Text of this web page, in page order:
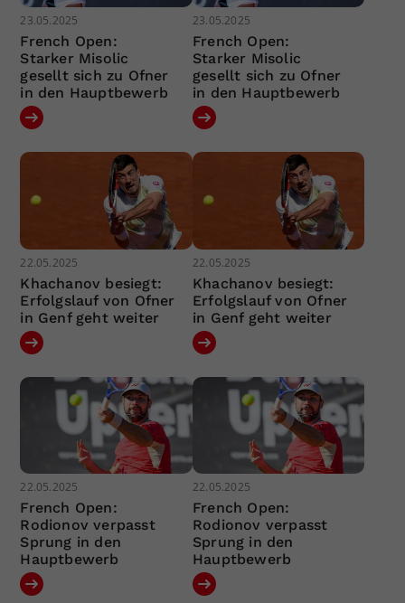
23.05.2025
French Open:
Starker Misolic
gesellt sich zu Ofner
in den Hauptbewerb
23.05.2025
French Open:
Starker Misolic
gesellt sich zu Ofner
in den Hauptbewerb
22.05.2025
Khachanov besiegt:
Erfolgslauf von Ofner
in Genf geht weiter
22.05.2025
Khachanov besiegt:
Erfolgslauf von Ofner
in Genf geht weiter
22.05.2025
French Open:
Rodionov verpasst
Sprung in den
Hauptbewerb
22.05.2025
French Open:
Rodionov verpasst
Sprung in den
Hauptbewerb